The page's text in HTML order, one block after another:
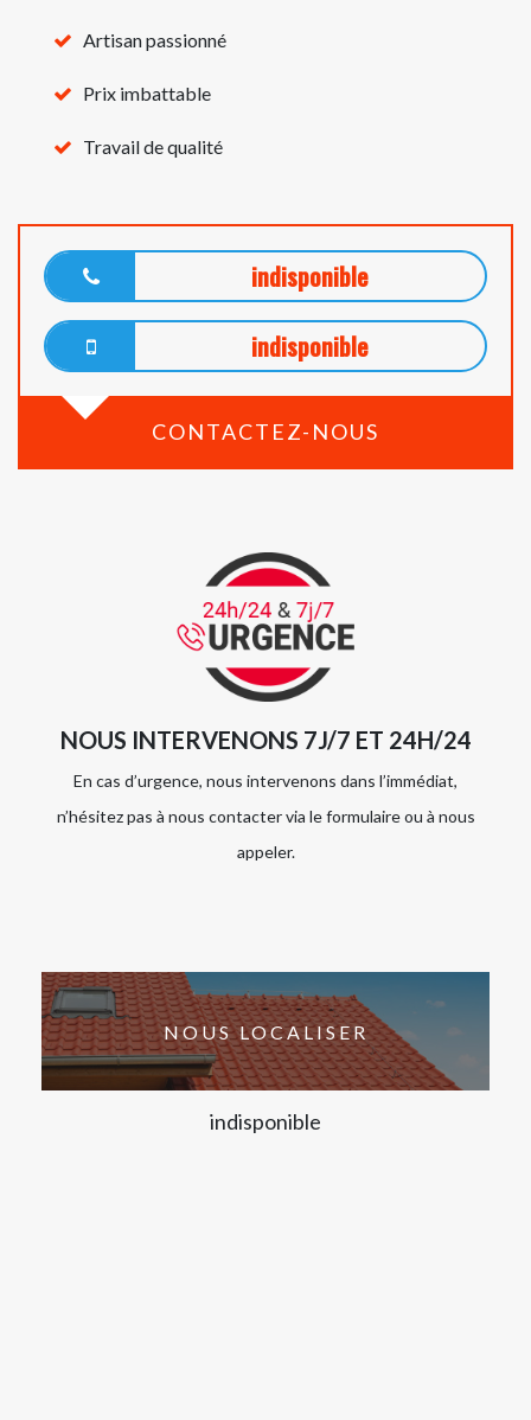
Artisan passionné
Prix imbattable
Travail de qualité
indisponible
indisponible
CONTACTEZ-NOUS
NOUS INTERVENONS 7J/7 ET 24H/24
En cas d’urgence, nous intervenons dans l’immédiat,
n’hésitez pas à nous contacter via le formulaire ou à nous
appeler.
NOUS LOCALISER
indisponible